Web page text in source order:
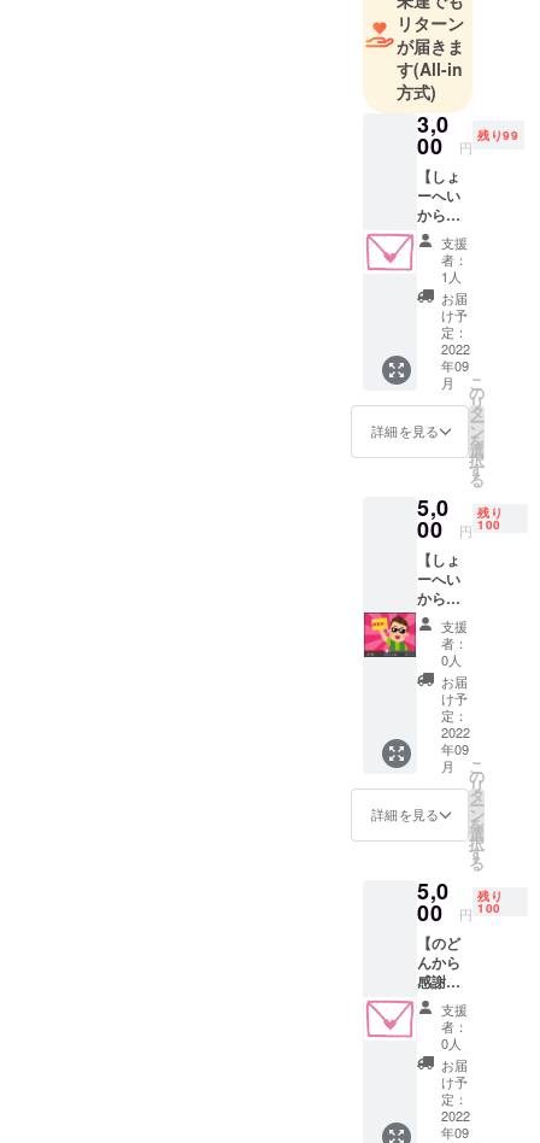
リターン
が届きま
す(All-in
方式)
3,0
00 円
残り99
【しょ
ーへい
から感
謝のお
手紙を
供！】
3000円
店長
しょー
へいか
ら心を
込めて
感謝の
お手紙
を送ら
ただき
ます！
※ 支援
を頂く
際は、
必ず備
考欄に
ご希望
のお名
前をご
記入く
ださ
い。
支援
者：
1人
お届
け予
定：
2022
年09
月
詳細を見る
こ
の
リ
タ
ー
ン
を
選
択
す
る
5,0
00 円
残り
100
【しょ
ーへい
から感
謝動画
を提
供！】
5000円
店長
しょー
へいか
ら心を
込めて
感謝の
ビデオ
メッ
セージ
きのお
手紙を
送らせ
ていた
だきま
す。 ※
支援を
頂く際
は、必
ず備考
欄にご
希望の
お名
前、動
支援
者：
0人
お届
け予
定：
2022
年09
月
詳細を見る
こ
の
リ
タ
ー
ン
を
選
択
す
る
5,0
00 円
残り
100
【のど
んから
感謝の
お手紙
を提
供！】
5000円
共同
経営者
ののど
んから
支援
者：
0人
お届
け予
定：
2022
年09